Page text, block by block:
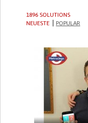
1896 SOLUTIONS
NEUESTE
POPULAR